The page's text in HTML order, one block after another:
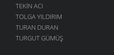
TEKIN ACI
TOLGA YILDIRIM
TURAN DURAN
TURGUT GÜMÜŞ